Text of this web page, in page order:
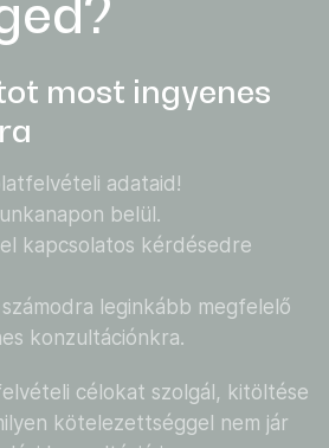
most ingyenes
adataid!
belül.
kapcsolatos kérdésedre
leginkább megfelelő
konzultációnkra.
célokat szolgál, kitöltése
kötelezettséggel nem jár